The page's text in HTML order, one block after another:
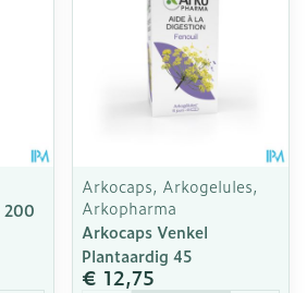
200
Arkocaps, Arkogelules,
Arkopharma
Arkocaps Venkel
Plantaardig 45
€ 12,75